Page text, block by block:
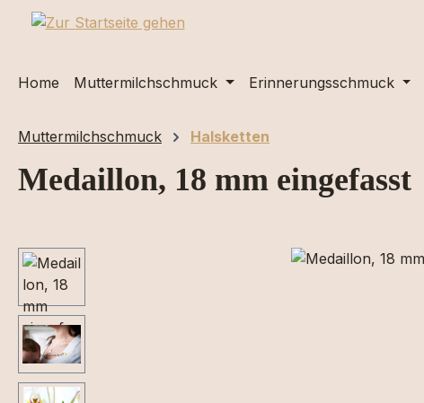
Hauptinhalt springen
Zur Suche springen
Zur Hauptnavigation springen
Home Muttermilchschmuck Erinnerungsschmuck
Muttermilchschmuck Halsketten
Medaillon, 18 mm eingefasst
Bildergalerie überspringen